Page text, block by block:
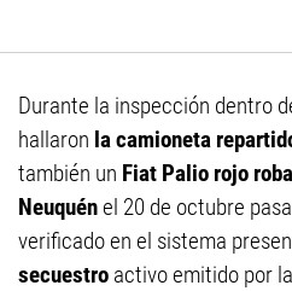
Durante la inspección dentro
hallaron la camioneta
también un Fiat Palio rojo
Neuquénel 20 de octubre
verificado en el sistema
secuestro activo emitido por